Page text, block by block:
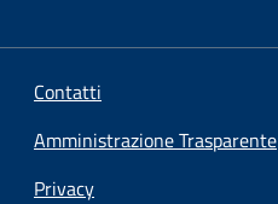
Contatti
Amministrazione Trasparente
Privacy